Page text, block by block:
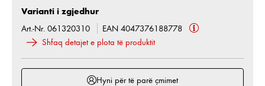
Varianti i zgjedhur
Art.-Nr. 061320310
EAN 4047376188778
Shfaq detajet e plota të produktit
Hyni për të parë çmimet